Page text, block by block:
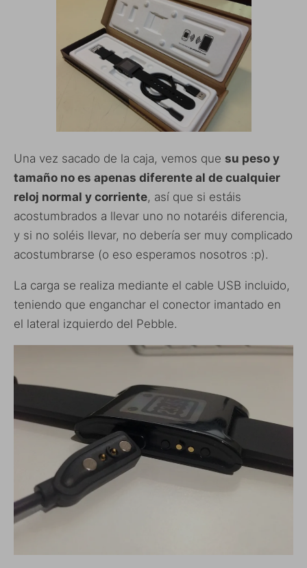
Una vez sacado de la caja, vemos que su peso y
tamaño no es apenas diferente al de cualquier
reloj normal y corriente, así que si estáis
acostumbrados a llevar uno no notaréis diferencia,
y si no soléis llevar, no debería ser muy complicado
acostumbrarse (o eso esperamos nosotros :p).
La carga se realiza mediante el cable USB incluido,
teniendo que enganchar el conector imantado en
el lateral izquierdo del Pebble.